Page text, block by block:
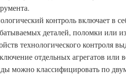
контроль включает в
деталей, поломки или
технологического контроля
отдельных агрегатов или
можно классифицировать по